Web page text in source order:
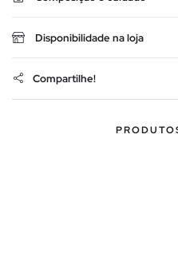
Disponibilidade na loja
Compartilhe!